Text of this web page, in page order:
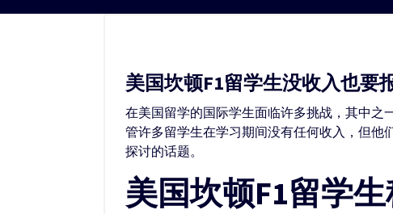
容
美国坎顿F1留学生没收入也要
在美国留学的国际学生面临许多挑战，其中之
管许多留学生在学习期间没有任何收入，但他
探讨的话题。
美国坎顿F1留学